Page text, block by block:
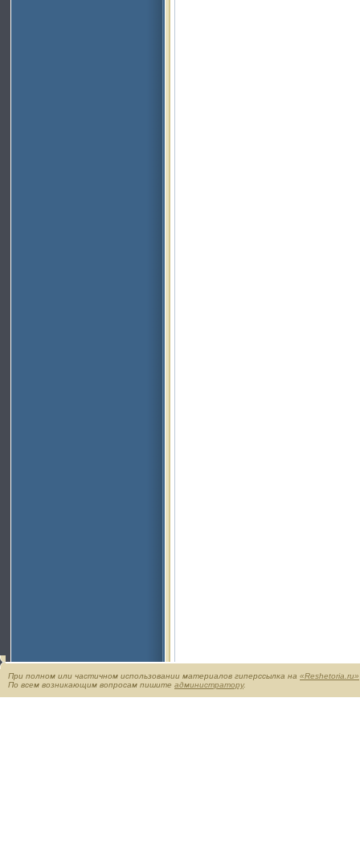
При полном или частичном использовании материалов гиперссылка на «Reshetoria.ru»
По всем возникающим вопросам пишите администратору.